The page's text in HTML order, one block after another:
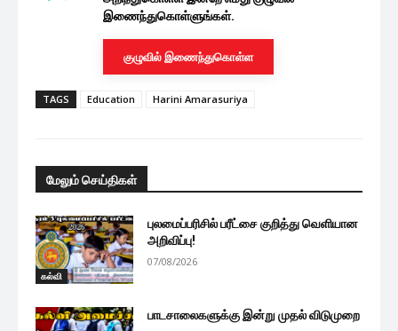
இணைந்துகொள்ளுங்கள்.
குழுவில் இணைந்துகொள்ள
TAGS Education Harini Amarasuriya
மேலும் செய்திகள்
கல்வி
புலமைப்பரிசில் பரீட்சை குறித்து வெளியான
அறிவிப்பு!
07/08/2026
பாடசாலைகளுக்கு இன்று முதல் விடுமுறை